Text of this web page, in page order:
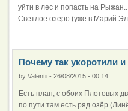
уйти в лес и попасть на
Светлое озеро (уже в Марий
Почему так укоротили
by Valentii - 26/08/2015 - 00:14
Есть план, с обоих Плотовых
по пути там есть ряд озёр